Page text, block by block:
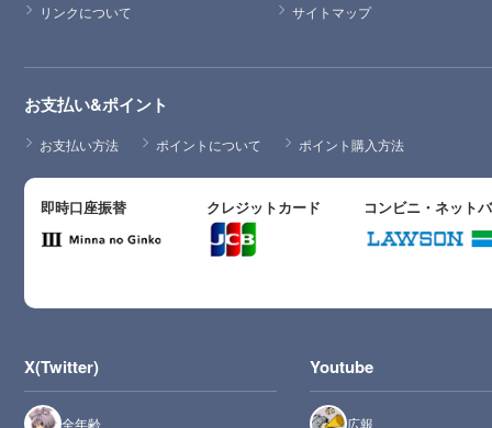
リンクについて サイトマップ
お支払い&ポイント
お支払い方法 ポイントについて ポイント購入方法
即時口座振替 クレジットカード コンビニ・ネット
X(Twitter)
全年齢
Youtube
広報